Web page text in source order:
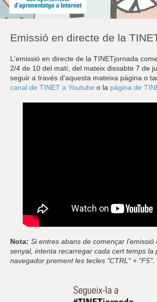
Emissió en directe de la
L'emissió en directe de la TINETjornada
2/4 de 10 del matí, del mateix dissabte 7 de
seguir a través d'aquesta mateixa pàgina o
canal de TINET a Youtube o la pàgina de
Nota: Si entres abans de començar l'emissió
senyal, intenta recarregar cada cert temps la
navegador prement les tecles "CTRL" + "F5".